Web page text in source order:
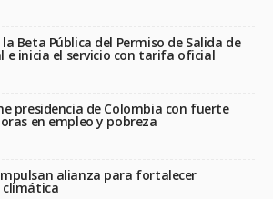
Beta Pública del Permiso de Salida de
e inicia el servicio con tarifa oficial
presidencia de Colombia con fuerte
en empleo y pobreza
alianza para fortalecer
climática